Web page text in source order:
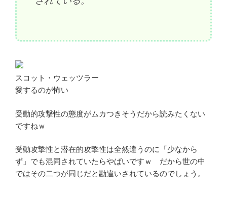
スコット・ウェッツラー
愛するのが怖い
受動的攻撃性の態度がムカつきそうだから読みたくない
ですねｗ
受動攻撃性と潜在的攻撃性は全然違うのに「少なから
ず」でも混同されていたらやばいですｗ だから世の中
ではその二つが同じだと勘違いされているのでしょう。